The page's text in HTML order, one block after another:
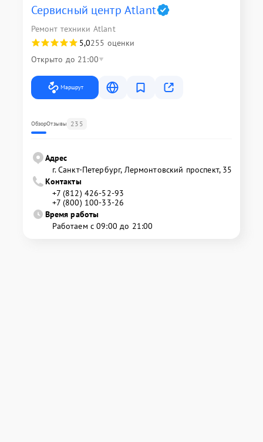
Сервисный центр Atlant
Ремонт техники Atlant
5,0255 оценки
Открыто до 21:00
Маршрут
ОбзорОтзывы 235
Адрес
г. Санкт-Петербург, Лермонтовский проспект, 35
Контакты
+7 (812) 426-52-93
+7 (800) 100-33-26
Время работы
Работаем с 09:00 до 21:00